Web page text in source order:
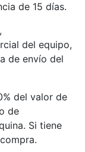
de 15 días.
del equipo,
de envío del
del valor de
de
Si tiene